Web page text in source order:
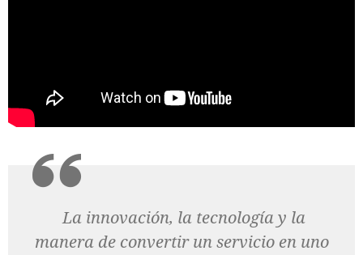
La innovación, la tecnología y la
manera de convertir un servicio en uno